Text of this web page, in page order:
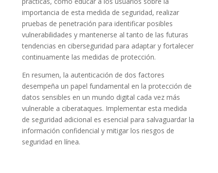
importancia de esta medida de seguridad, realizar
pruebas de penetración para identificar posibles
vulnerabilidades y mantenerse al tanto de las futuras
tendencias en ciberseguridad para adaptar y fortalecer
continuamente las medidas de protección.
En resumen, la autenticación de dos factores
desempeña un papel fundamental en la protección de
datos sensibles en un mundo digital cada vez más
vulnerable a ciberataques. Implementar esta medida
de seguridad adicional es esencial para salvaguardar la
información confidencial y mitigar los riesgos de
seguridad en línea.